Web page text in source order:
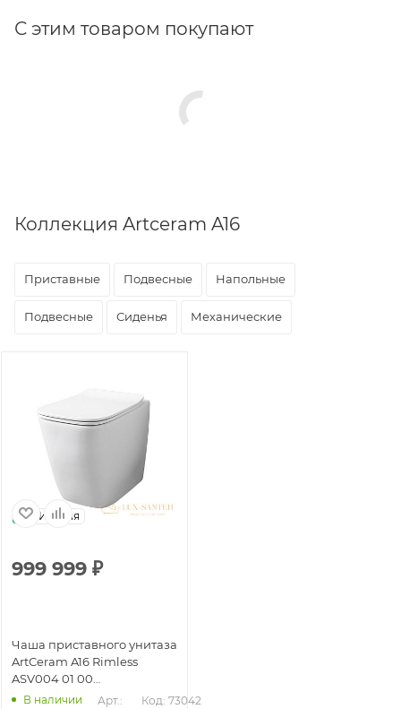
С этим товаром покупают
Коллекция Artceram A16
Приставные Подвесные Напольные
Подвесные Сиденья Механические
Италия
999 999 ₽
Чаша приставного унитаза
ArtCeram A16 Rimless
ASV004 01 00
безободковая, белый
В наличии
Арт.:
Код: 73042